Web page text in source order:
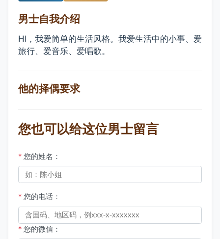
男士自我介绍
HI，我爱简单的生活风格。我爱生活中的小事、爱
旅行、爱音乐、爱唱歌。
他的择偶要求
您也可以给这位男士留言
* 您的姓名：
* 您的电话：
* 您的微信：